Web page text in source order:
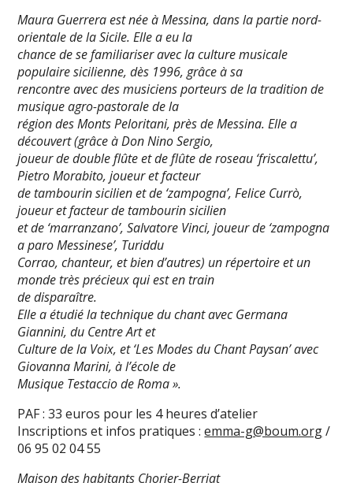
Maura Guerrera est née à Messina, dans la partie nord-
orientale de la Sicile. Elle a eu la
chance de se familiariser avec la culture musicale
populaire sicilienne, dès 1996, grâce à sa
rencontre avec des musiciens porteurs de la tradition de
musique agro-pastorale de la
région des Monts Peloritani, près de Messina. Elle a
découvert (grâce à Don Nino Sergio,
joueur de double flûte et de flûte de roseau ‘friscalettu’,
Pietro Morabito, joueur et facteur
de tambourin sicilien et de ‘zampogna’, Felice Currò,
joueur et facteur de tambourin sicilien
et de ‘marranzano’, Salvatore Vinci, joueur de ‘zampogna
a paro Messinese’, Turiddu
Corrao, chanteur, et bien d’autres) un répertoire et un
monde très précieux qui est en train
de disparaître.
Elle a étudié la technique du chant avec Germana
Giannini, du Centre Art et
Culture de la Voix, et ‘Les Modes du Chant Paysan’ avec
Giovanna Marini, à l’école de
Musique Testaccio de Roma ».
PAF : 33 euros pour les 4 heures d’atelier
Inscriptions et infos pratiques :emma-g@boum.org/
06 95 02 04 55
Maison des habitants Chorier-Berriat